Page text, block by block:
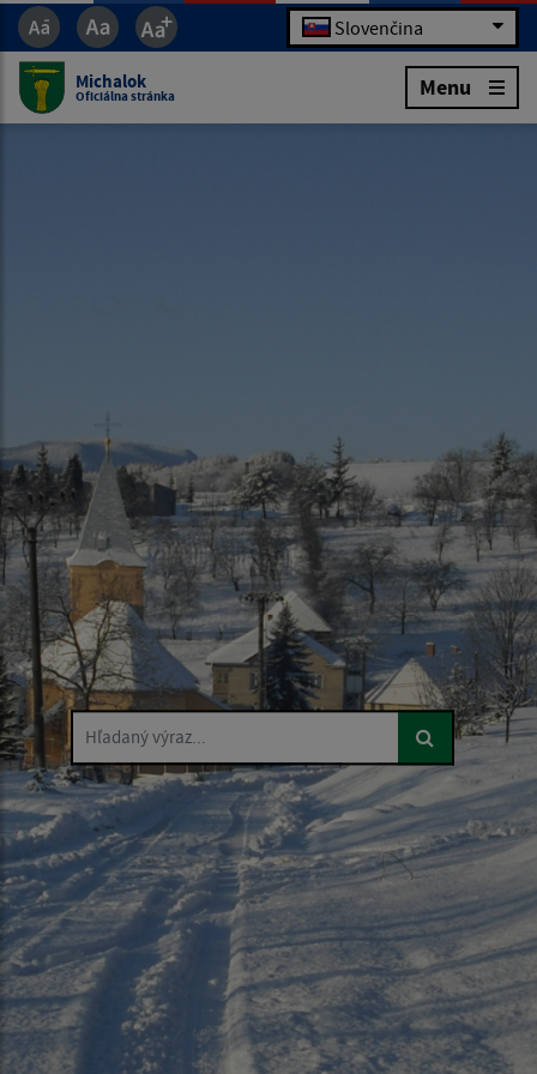
Slovenčina
Michalok
Oficiálna stránka Menu
Hľadaný výraz...